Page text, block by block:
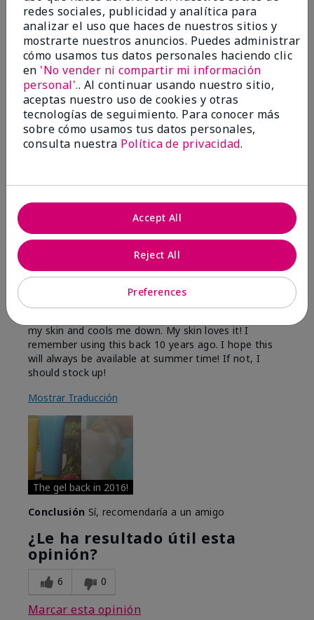
ConclusiónSí, recomendaría a un amigo
¿Le ha resultado útil esta
opinión?
8 0
Marcar esta opinión
I'm so glad they brought it
back!!
EnviadoHace 2 meses
Evaluado en
my skin and cools me down. My skin loves it! I
remember using this back 10 years ago. I hope this
will always be available at summer time! If not, I
should stock up!
Mostrar Traducción
The gel back in 2016!
Conclusión Sí, recomendaría a un amigo
¿Le ha resultado útil esta
opinión?
6 0
Marcar esta opinión
redes sociales, publicidad y analítica para
analizar el uso que haces de nuestros sitios y
mostrarte nuestros anuncios. Puedes administrar
cómo usamos tus datos personales haciendo clic
en 'No vender ni compartir mi información
personal'.. Al continuar usando nuestro sitio,
aceptas nuestro uso de cookies y otras
tecnologías de seguimiento. Para conocer más
sobre cómo usamos tus datos personales,
consulta nuestra Política de privacidad.
Preferences
Reject All
Accept All